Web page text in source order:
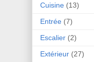
Cuisine (13)
Entrée (7)
Escalier (2)
Extérieur (27)